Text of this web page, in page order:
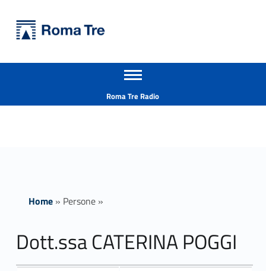
Dott.ssa CATERINA POGGI - Università Roma Tre
Apri il menu secondario
Roma Tre Radio
Home» Persone»
Dott.ssa CATERINA POGGI